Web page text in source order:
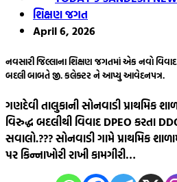
શિક્ષણ જગત
April 6, 2026
નવસારી જિલ્લાના શિક્ષણ જગતમાં એક નવો
બદલી બાબતે જી. કલેક્ટર ને આપ્યુ આવેદનપત્ર.
ગણદેવી તાલુકાની સોનવાડી પ્રાથમિક
વિરુદ્ધ બદલીથી વિવાદ DPEO કરતા
સવાલો.??? સોનવાડી ગામે પ્રાથમિક
પર કિન્નાખોરી રાખી કામગીરી…